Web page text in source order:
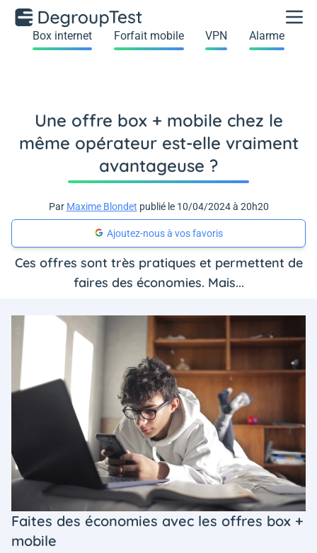
Box internet Forfait mobile VPN Alarme
Une offre box + mobile chez le
même opérateur est-elle vraiment
avantageuse ?
Par Maxime Blondet publié le 10/04/2024 à 20h20
Ajoutez-nous à vos favoris
Ces offres sont très pratiques et permettent de
faires des économies. Mais...
Faites des économies avec les offres box +
mobile